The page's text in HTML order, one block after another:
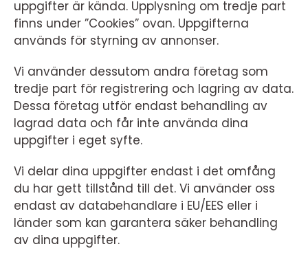
uppgifter är kända. Upplysning om tredje part
finns under ”Cookies” ovan. Uppgifterna
används för styrning av annonser.
Vi använder dessutom andra företag som
tredje part för registrering och lagring av data.
Dessa företag utför endast behandling av
lagrad data och får inte använda dina
uppgifter i eget syfte.
Vi delar dina uppgifter endast i det omfång
du har gett tillstånd till det. Vi använder oss
endast av databehandlare i EU/EES eller i
länder som kan garantera säker behandling
av dina uppgifter.